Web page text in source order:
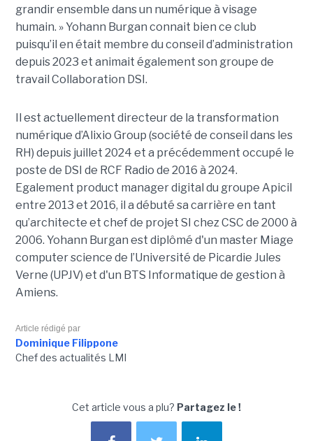
grandir ensemble dans un numérique à visage
humain. »Yohann Burgan connait bien ce club
puisqu’il en était membre du conseil d’administration
depuis 2023 et animait également son groupe de
travail Collaboration DSI.
Il est actuellement directeur de la transformation
numérique d’Alixio Group (société de conseil dans les
RH) depuis juillet 2024 et a précédemment occupé le
poste de DSI de RCF Radio de 2016 à 2024.
Egalement product manager digital du groupe Apicil
entre 2013 et 2016, il a débuté sa carrière en tant
qu’architecte et chef de projet SI chez CSC de 2000 à
2006. Yohann Burgan est diplômé d'un master Miage
computer science de l’Université de Picardie Jules
Verne (UPJV) et d'un BTS Informatique de gestion à
Amiens.
Article rédigé par
Dominique Filippone
Chef des actualités LMI
Cet article vous a plu? Partagez le !